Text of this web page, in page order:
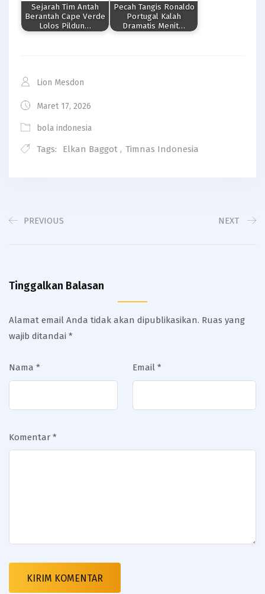
Sejarah Tim Antah
Berantah Cape Verde
Lolos Pildun…
Pecah Tangis Ronaldo
Portugal Kalah
Dramatis Menit…
Lion Mesdon
Maret 17, 2026
bola indonesia
Tags: Elkan Baggot , Timnas Indonesia
PREVIOUS NEXT
Tinggalkan Balasan
Alamat email Anda tidak akan dipublikasikan. Ruas yang
wajib ditandai *
Nama * Email *
Komentar *